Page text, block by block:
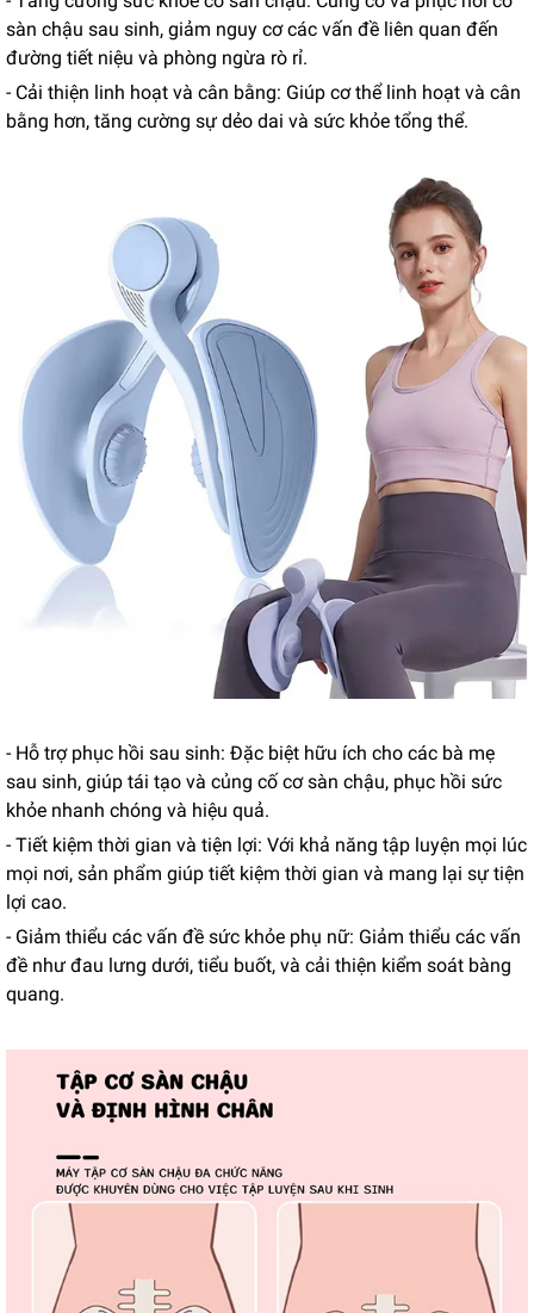
sàn chậu sau sinh, giảm nguy cơ các vấn đề liên quan đến
đường tiết niệu và phòng ngừa rò rỉ.
- Cải thiện linh hoạt và cân bằng: Giúp cơ thể linh hoạt và cân
bằng hơn, tăng cường sự dẻo dai và sức khỏe tổng thể.
- Hỗ trợ phục hồi sau sinh: Đặc biệt hữu ích cho các bà mẹ
sau sinh, giúp tái tạo và củng cố cơ sàn chậu, phục hồi sức
khỏe nhanh chóng và hiệu quả.
- Tiết kiệm thời gian và tiện lợi: Với khả năng tập luyện mọi lúc
mọi nơi, sản phẩm giúp tiết kiệm thời gian và mang lại sự tiện
lợi cao.
- Giảm thiểu các vấn đề sức khỏe phụ nữ: Giảm thiểu các vấn
đề như đau lưng dưới, tiểu buốt, và cải thiện kiểm soát bàng
quang.